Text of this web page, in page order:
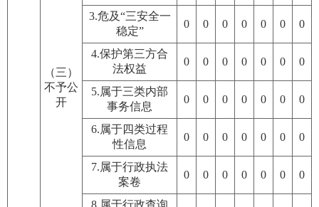
（三）
不予公
开
3.危及“三安全一
稳定”
0 0 0 0 0 0 0
4.保护第三方合
法权益
0 0 0 0 0 0 0
5.属于三类内部
事务信息
0 0 0 0 0 0 0
6.属于四类过程
性信息
0 0 0 0 0 0 0
7.属于行政执法
案卷
0 0 0 0 0 0 0
8.属于行政查询